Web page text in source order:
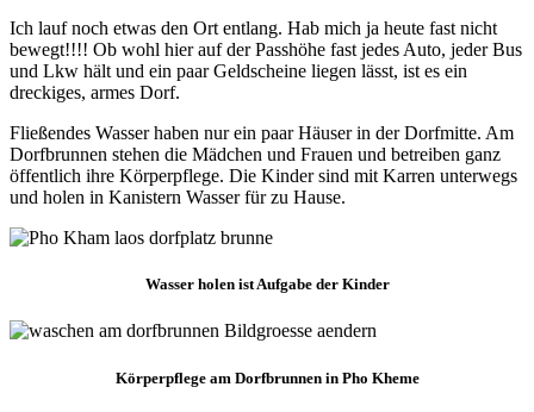
Ich lauf noch etwas den Ort entlang. Hab mich ja heute fast nicht
bewegt!!!! Ob wohl hier auf der Passhöhe fast jedes Auto, jeder Bus
und Lkw hält und ein paar Geldscheine liegen lässt, ist es ein
dreckiges, armes Dorf.
Fließendes Wasser haben nur ein paar Häuser in der Dorfmitte. Am
Dorfbrunnen stehen die Mädchen und Frauen und betreiben ganz
öffentlich ihre Körperpflege. Die Kinder sind mit Karren unterwegs
und holen in Kanistern Wasser für zu Hause.
Wasser holen ist Aufgabe der Kinder
Körperpflege am Dorfbrunnen in Pho Kheme